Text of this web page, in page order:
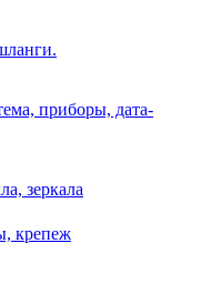
приборы, дата-
зеркала
крепеж